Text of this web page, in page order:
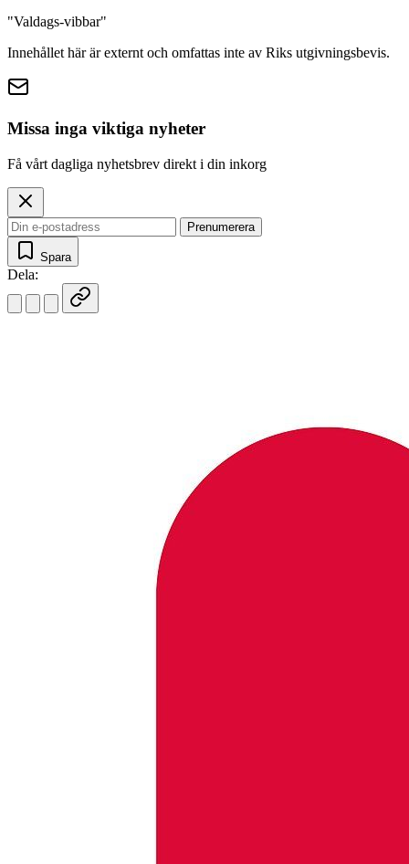
"Valdags-vibbar"
Innehållet här är externt och omfattas inte av Riks utgivningsbevis.
Missa inga viktiga nyheter
Få vårt dagliga nyhetsbrev direkt i din inkorg
Prenumerera
Spara
Dela: